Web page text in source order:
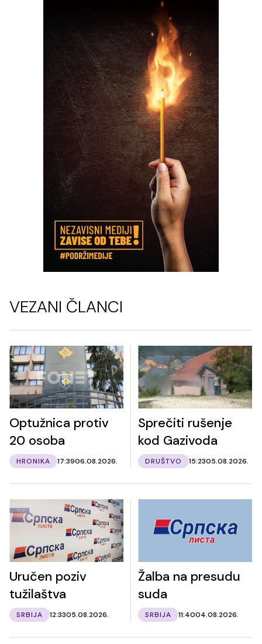
VEZANI ČLANCI
Optužnica protiv
20 osoba
HRONIKA 17:3906.08.2026.
Sprečiti rušenje
kod Gazivoda
DRUŠTVO 15:2305.08.2026.
Uručen poziv
tužilaštva
SRBIJA 12:3305.08.2026.
Žalba na presudu
suda
SRBIJA 11:4004.08.2026.